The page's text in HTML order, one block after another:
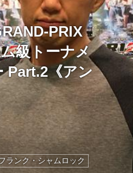
PRIX
級トーナメ
Part.2《アン
ランク・シャムロック